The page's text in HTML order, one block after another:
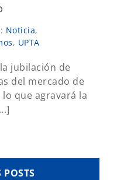
Noticia,
, UPTA
jubilación de
del mercado de
que agravará la
POSTS